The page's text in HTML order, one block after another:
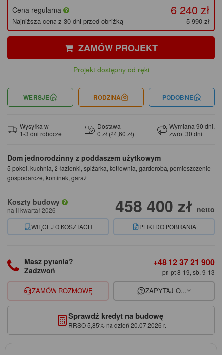
Dom jednorodzinny z poddaszem użytkowym
5 pokoi, kuchnia, 2 łazienki, spiżarka, kotłownia, garderoba, pomieszczenie
gospodarcze, kominek, garaż
Koszty budowy
na II kwartał 2026 458 400 zł netto
WIĘCEJ O KOSZTACH PLIKI DO POBRANIA
Cena regularna
6 240 zł
Najniższa cena z 30 dni przed obniżką 5 990 zł
ZAMÓW PROJEKT
Projekt dostępny od ręki
WERSJE RODZINA PODOBNE
Wysyłka w
1-3 dni robocze
Dostawa
0 zł (24,60 zł)
Wymiana 90 dni,
zwrot 30 dni
Masz pytania?
Zadzwoń
+48 12 37 21 900
pn-pt 8-19, sb. 9-13
ZAMÓW ROZMOWĘ ZAPYTAJ O...
Sprawdź kredyt na budowę
RRSO 5,85% na dzień 20.07.2026 r.